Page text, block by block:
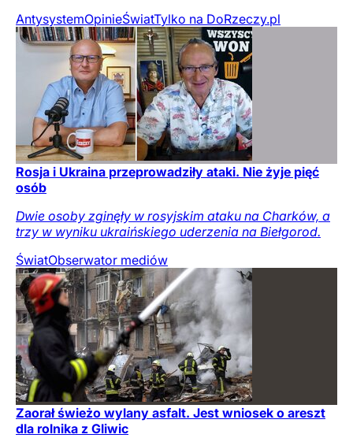
AntysystemOpinieŚwiatTylko na DoRzeczy.pl
Rosja i Ukraina przeprowadziły ataki. Nie żyje pięć
osób
Dwie osoby zginęły w rosyjskim ataku na Charków, a
trzy w wyniku ukraińskiego uderzenia na Biełgorod.
ŚwiatObserwator mediów
Zaorał świeżo wylany asfalt. Jest wniosek o areszt
dla rolnika z Gliwic